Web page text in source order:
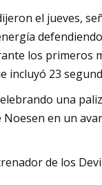
el jueves,
los primeros
23
una
en un
de los